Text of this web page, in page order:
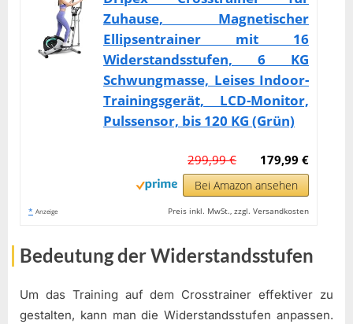
Zuhause, Magnetischer
Ellipsentrainer mit 16
Widerstandsstufen, 6 KG
Schwungmasse, Leises Indoor-
Trainingsgerät, LCD-Monitor,
Pulssensor, bis 120 KG (Grün)
179,99 €
299,99 €
Bei Amazon ansehen
* Anzeige Preis inkl. MwSt., zzgl. Versandkosten
Bedeutung der Widerstandsstufen
Um das Training auf dem Crosstrainer effektiver zu
gestalten, kann man die Widerstandsstufen anpassen.